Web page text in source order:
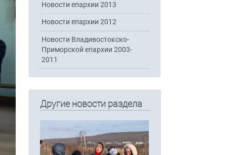
Новости епархии 2013
Новости епархии 2012
Новости Владивостокско-
Приморской епархии 2003-
2011
Другие новости раздела